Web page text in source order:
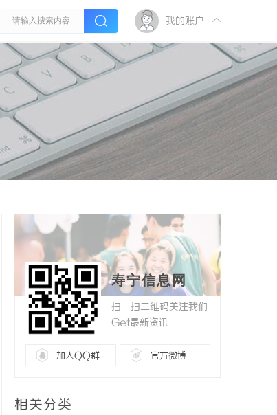
我的账户
寿宁信息网
扫一扫二维码关注我们
Get最新资讯
加入QQ群 官方微博
相关分类